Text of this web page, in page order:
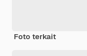
Foto terkait